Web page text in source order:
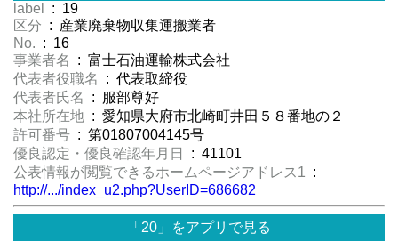
label
: 19
区分 : 産業廃棄物収集運搬業者
No. : 16
事業者名
: 富士石油運輸株式会社
代表者役職名
: 代表取締役
代表者氏名
: 服部尊好
本社所在地 : 愛知県大府市北崎町井田５８番地の２
許可番号 : 第01807004145号
優良認定・優良確認年月日
: 41101
公表情報が閲覧できるホームページアドレス1 :
http://.../index_u2.php?UserID=686682
「20」をアプリで見る